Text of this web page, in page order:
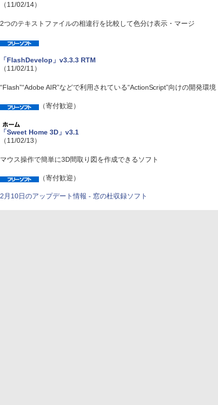
（11/02/14）
2つのテキストファイルの相違行を比較して色分け表示・マージ
「FlashDevelop」v3.3.3 RTM
（11/02/11）
“Flash”“Adobe AIR”などで利用されている“ActionScript”向けの開発環境
（寄付歓迎）
「Sweet Home 3D」v3.1
（11/02/13）
マウス操作で簡単に3D間取り図を作成できるソフト
（寄付歓迎）
2月10日のアップデート情報 - 窓の杜収録ソフト